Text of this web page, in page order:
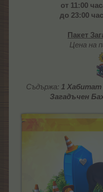
от 11:00
до 23:00
Пакет
Цена на
Съдържа: 1 Хабитат
Загадъчен